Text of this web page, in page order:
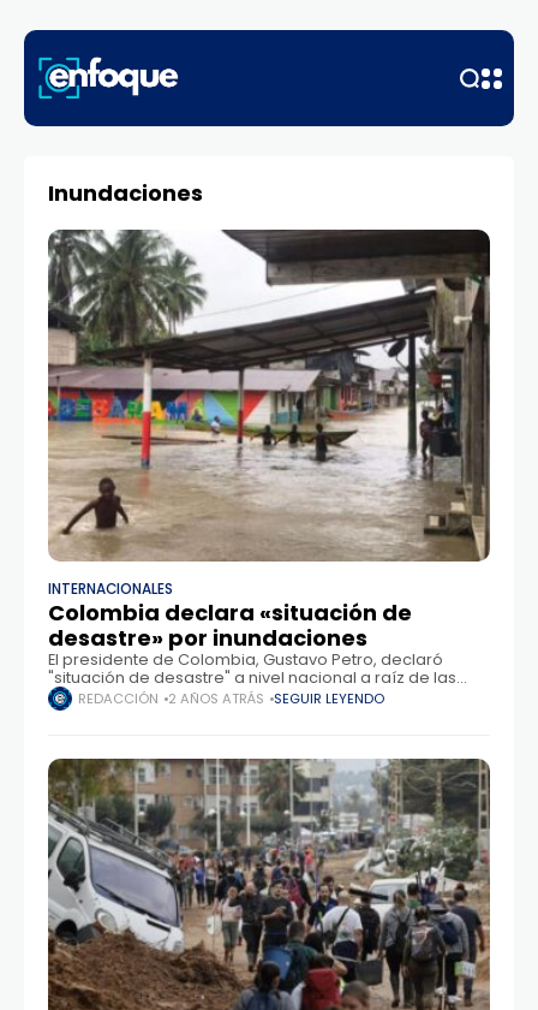
Inundaciones
INTERNACIONALES
Colombia declara «situación de
desastre» por inundaciones
El presidente de Colombia, Gustavo Petro, declaró
"situación de desastre" a nivel nacional a raíz de las
lluvias torrenciales que han generado inundaciones en
varias zonas del país y tras una sequía
REDACCIÓN 2 AÑOS ATRÁS SEGUIR LEYENDO